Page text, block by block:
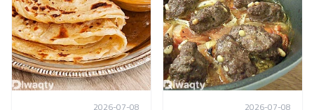
2026-07-08
2026-07-08